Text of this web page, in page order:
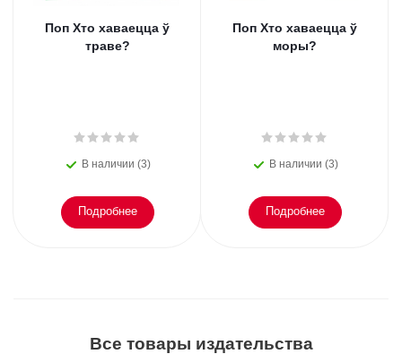
Поп Хто хаваецца ў
траве?
В наличии (3)
Подробнее
Поп Хто хаваецца ў
моры?
В наличии (3)
Подробнее
Все товары издательства